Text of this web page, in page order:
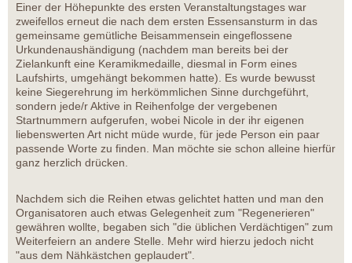
Einer der Höhepunkte des ersten Veranstaltungstages war
zweifellos erneut die nach dem ersten Essensansturm in das
gemeinsame gemütliche Beisammensein eingeflossene
Urkundenaushändigung (nachdem man bereits bei der
Zielankunft eine Keramikmedaille, diesmal in Form eines
Laufshirts, umgehängt bekommen hatte). Es wurde bewusst
keine Siegerehrung im herkömmlichen Sinne durchgeführt,
sondern jede/r Aktive in Reihenfolge der vergebenen
Startnummern aufgerufen, wobei Nicole in der ihr eigenen
liebenswerten Art nicht müde wurde, für jede Person ein paar
passende Worte zu finden. Man möchte sie schon alleine hierfür
ganz herzlich drücken.
Nachdem sich die Reihen etwas gelichtet hatten und man den
Organisatoren auch etwas Gelegenheit zum "Regenerieren"
gewähren wollte, begaben sich "die üblichen Verdächtigen" zum
Weiterfeiern an andere Stelle. Mehr wird hierzu jedoch nicht
"aus dem Nähkästchen geplaudert".